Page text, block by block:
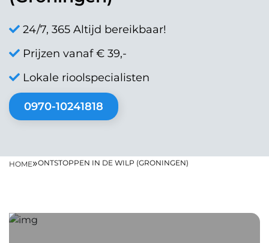
24/7, 365 Altijd bereikbaar!
Prijzen vanaf € 39,-
Lokale rioolspecialisten
0970-10241818
HOME»ONTSTOPPEN IN DE WILP (GRONINGEN)